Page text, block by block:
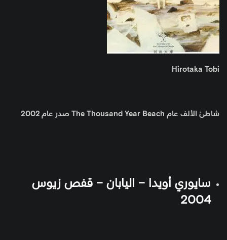
Hirotaka Tobi
شاطئ الألف عام The Thousand Year Beach صدر عام 2002
سايوري أويدا – اليابان – قفص زيوس
2004